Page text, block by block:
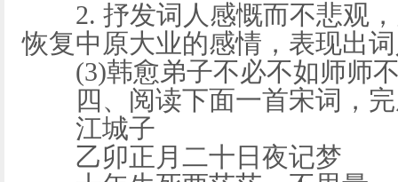
2. 抒发词人感慨而不悲观，
恢复中原大业的感情，表现出
(3)韩愈弟子不必不如师师不
四、阅读下面一首宋词，完
江城子
乙卯正月二十日夜记梦